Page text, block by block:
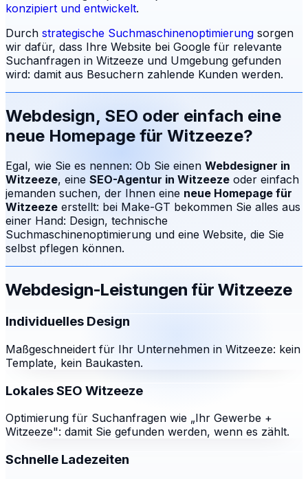
konzipiert und entwickelt.
Durch strategische Suchmaschinenoptimierung sorgen
wir dafür, dass Ihre Website bei Google für relevante
Suchanfragen in Witzeeze und Umgebung gefunden
wird: damit aus Besuchern zahlende Kunden werden.
Webdesign, SEO oder einfach eine
neue Homepage für Witzeeze?
Egal, wie Sie es nennen: Ob Sie einen Webdesigner in
Witzeeze, eine SEO-Agentur in Witzeeze oder einfach
jemanden suchen, der Ihnen eine neue Homepage für
Witzeeze erstellt: bei Make-GT bekommen Sie alles aus
einer Hand: Design, technische
Suchmaschinenoptimierung und eine Website, die Sie
selbst pflegen können.
Webdesign-Leistungen für Witzeeze
Individuelles Design
Maßgeschneidert für Ihr Unternehmen in Witzeeze: kein
Template, kein Baukasten.
Lokales SEO Witzeeze
Optimierung für Suchanfragen wie „Ihr Gewerbe +
Witzeeze": damit Sie gefunden werden, wenn es zählt.
Schnelle Ladezeiten